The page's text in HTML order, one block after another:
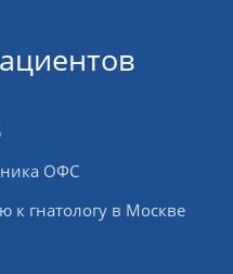
ОФС
к гнатологу в Москве